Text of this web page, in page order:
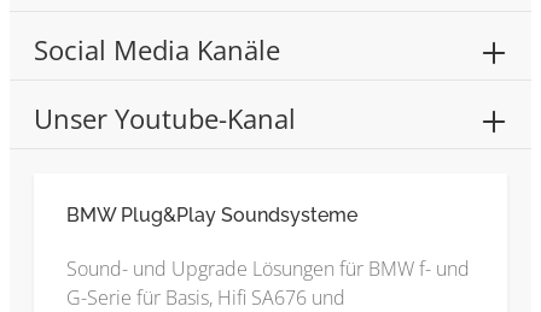
Social Media Kanäle
Unser Youtube-Kanal
BMW Plug&Play Soundsysteme
Sound- und Upgrade Lösungen für BMW f- und
G-Serie für Basis, Hifi SA676 und